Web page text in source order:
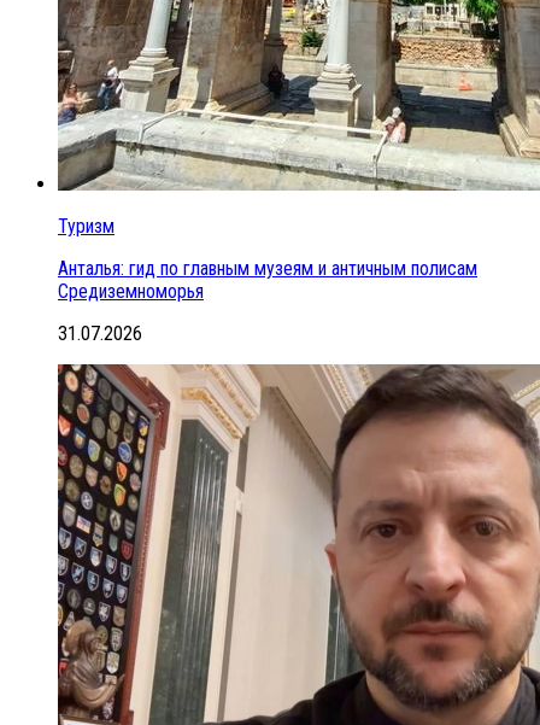
Туризм
Анталья: гид по главным музеям и античным полисам
Средиземноморья
31.07.2026